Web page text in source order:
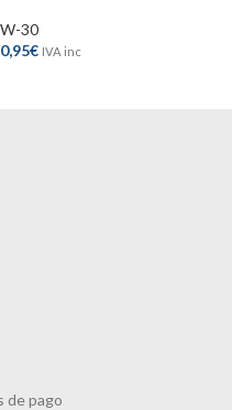
30
€ IVA inc
de pago